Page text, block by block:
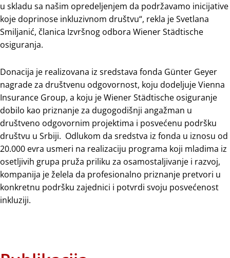
u skladu sa našim opredeljenjem da podržavamo inicijative
koje doprinose inkluzivnom društvu“, rekla je Svetlana
Smiljanić, članica Izvršnog odbora Wiener Städtische
osiguranja.
Donacija je realizovana iz sredstava fonda Günter Geyer
nagrade za društvenu odgovornost, koju dodeljuje Vienna
Insurance Group, a koju je Wiener Städtische osiguranje
dobilo kao priznanje za dugogodišnji angažman u
društveno odgovornim projektima i posvećenu podršku
društvu u Srbiji. Odlukom da sredstva iz fonda u iznosu od
20.000 evra usmeri na realizaciju programa koji mladima iz
osetljivih grupa pruža priliku za osamostaljivanje i razvoj,
kompanija je želela da profesionalno priznanje pretvori u
konkretnu podršku zajednici i potvrdi svoju posvećenost
inkluziji.